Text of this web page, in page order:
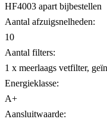
HF4003 apart bijbestellen
Aantal afzuigsnelheden:
10
Aantal filters:
1 x meerlaags vetfilter,
Energieklasse:
A+
Aansluitwaarde: